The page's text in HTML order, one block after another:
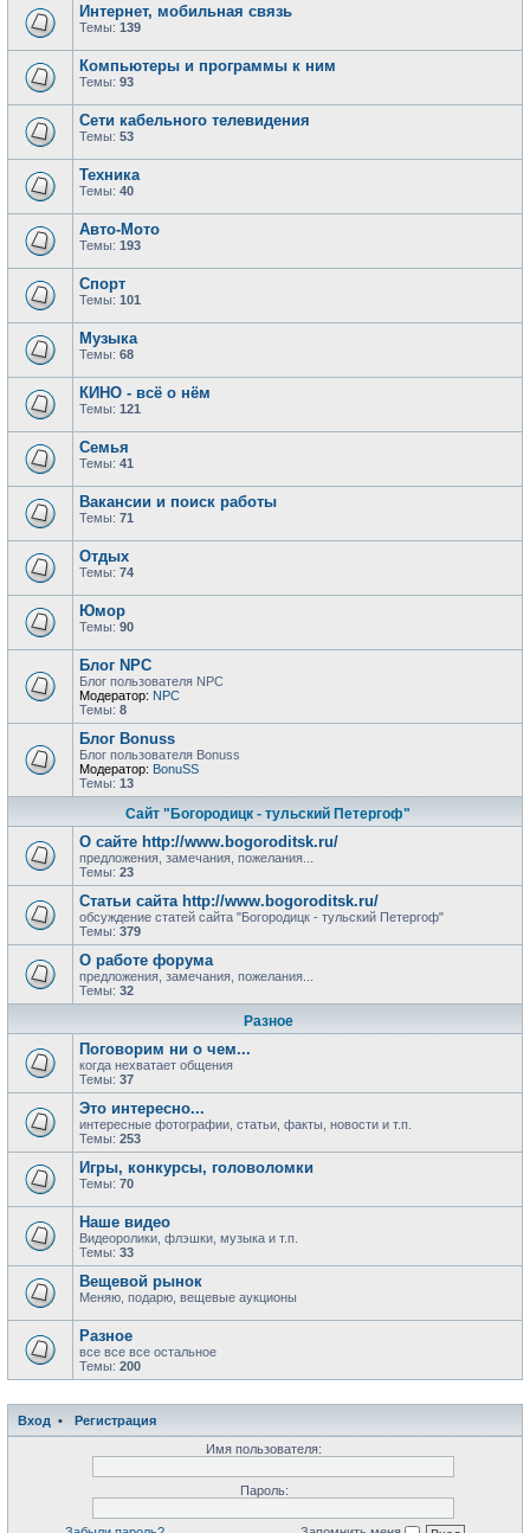
Интернет, мобильная связь
Темы: 139
Компьютеры и программы к ним
Темы: 93
Сети кабельного телевидения
Темы: 53
Техника
Темы: 40
Авто-Мото
Темы: 193
Спорт
Темы: 101
Музыка
Темы: 68
КИНО - всё о нём
Темы: 121
Семья
Темы: 41
Вакансии и поиск работы
Темы: 71
Отдых
Темы: 74
Юмор
Темы: 90
Блог NPC
Блог пользователя NPC
Модератор: NPC
Темы: 8
Блог Bonuss
Блог пользователя Bonuss
Модератор: BonuSS
Темы: 13
Сайт "Богородицк - тульский Петергоф"
О сайте http://www.bogoroditsk.ru/
предложения, замечания, пожелания...
Темы: 23
Статьи сайта http://www.bogoroditsk.ru/
обсуждение статей сайта "Богородицк - тульский Петергоф"
Темы: 379
О работе форума
предложения, замечания, пожелания...
Темы: 32
Разное
Поговорим ни о чем...
когда нехватает общения
Темы: 37
Это интересно...
интересные фотографии, статьи, факты, новости и т.п.
Темы: 253
Игры, конкурсы, головоломки
Темы: 70
Наше видео
Видеоролики, флэшки, музыка и т.п.
Темы: 33
Вещевой рынок
Меняю, подарю, вещевые аукционы
Разное
все все все остальное
Темы: 200
Вход •
Регистрация
Имя пользователя:
Пароль: